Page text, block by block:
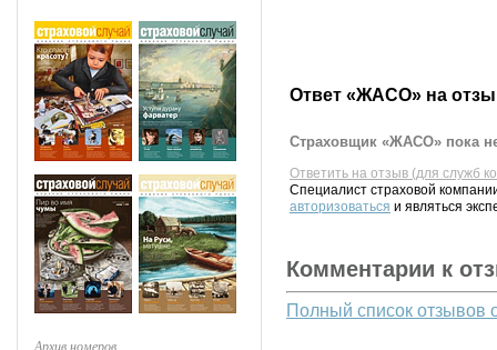
Архив номеров
Ответ «ЖАСО» на
Страховщик «ЖАСО» пока
Ответить на отзыв (для служб
Специалист страховой
авторизоваться и являться
Комментарии к
Полный список отзывов